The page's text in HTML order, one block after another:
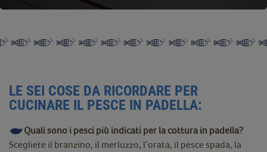
LE SEI COSE DA RICORDARE PER
CUCINARE IL PESCE IN PADELLA:
Quali sono i pesci più indicati per la cottura in padella?
Scegliete il branzino, il merluzzo, l’orata, il pesce spada, la